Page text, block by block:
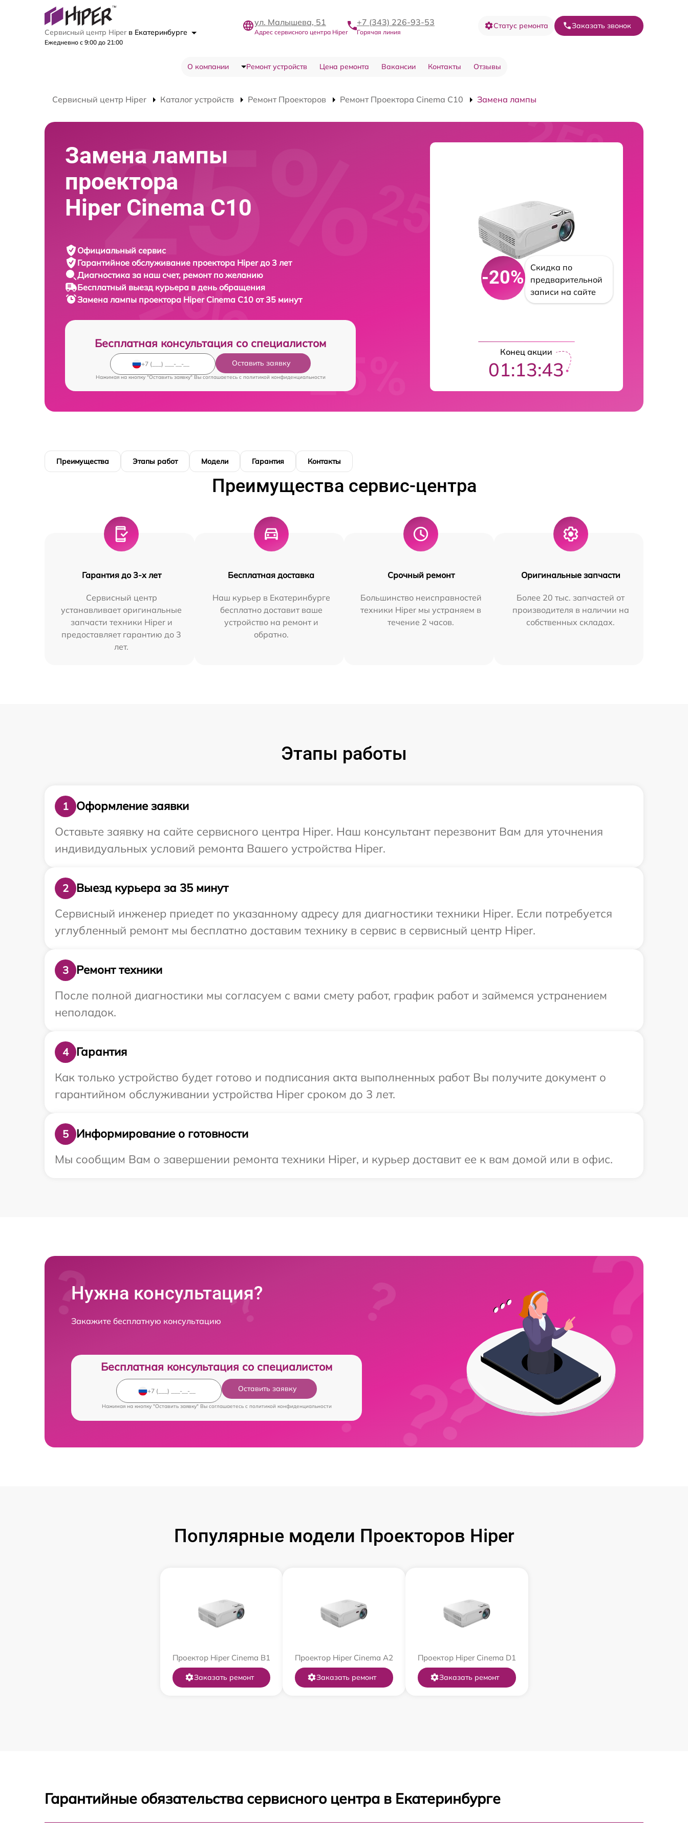
Сервисный центр Hiper в Екатеринбурге
Ежедневно с 9:00 до 21:00
ул. Малышева, 51
Адрес сервисного центра Hiper
+7 (343) 226-93-53
Горячая линия
Статус ремонта Заказать звонок
О компании Ремонт устройств Цена ремонта Вакансии Контакты Отзывы
Сервисный центр Hiper Каталог устройств Ремонт Проекторов Ремонт Проектора Cinema C10 Замена лампы
Замена лампы
проектора
Hiper Cinema C10
Официальный сервис
Гарантийное обслуживание проектора Hiper до 3 лет
Диагностика за наш счет, ремонт по желанию
Бесплатный выезд курьера в день обращения
Замена лампы проектора Hiper Cinema C10 от 35 минут
Бесплатная консультация со специалистом
Оставить заявку
Нажимая на кнопку "Оставить заявку" Вы соглашаетесь c политикой конфиденциальности
-20%
Скидка по
предварительной
записи на сайте
Конец акции
01:13:42
Преимущества Этапы работ Модели Гарантия Контакты
Преимущества сервис-центра
Гарантия до 3-х лет
Сервисный центр
устанавливает оригинальные
запчасти техники Hiper и
предоставляет гарантию до 3
лет.
Бесплатная доставка
Наш курьер в Екатеринбурге
бесплатно доставит ваше
устройство на ремонт и
обратно.
Срочный ремонт
Большинство неисправностей
техники Hiper мы устраняем в
течение 2 часов.
Оригинальные запчасти
Более 20 тыс. запчастей от
производителя в наличии на
собственных складах.
Этапы работы
1
Оформление заявки
Оставьте заявку на сайте сервисного центра Hiper. Наш консультант перезвонит Вам для уточнения
индивидуальных условий ремонта Вашего устройства Hiper.
2
Выезд курьера за 35 минут
Сервисный инженер приедет по указанному адресу для диагностики техники Hiper. Если потребуется
углубленный ремонт мы бесплатно доставим технику в сервис в сервисный центр Hiper.
3
Ремонт техники
После полной диагностики мы согласуем с вами смету работ, график работ и займемся устранением
неполадок.
4
Гарантия
Как только устройство будет готово и подписания акта выполненных работ Вы получите документ о
гарантийном обслуживании устройства Hiper сроком до 3 лет.
5
Информирование о готовности
Мы сообщим Вам о завершении ремонта техники Hiper, и курьер доставит ее к вам домой или в офис.
Нужна консультация?
Закажите бесплатную консультацию
Бесплатная консультация со специалистом
Оставить заявку
Нажимая на кнопку "Оставить заявку" Вы соглашаетесь c политикой конфиденциальности
Популярные модели Проекторов Hiper
Проектор Hiper Cinema B1
Заказать ремонт
Проектор Hiper Cinema A2
Заказать ремонт
Проектор Hiper Cinema D1
Заказать ремонт
Гарантийные обязательства сервисного центра в Екатеринбурге